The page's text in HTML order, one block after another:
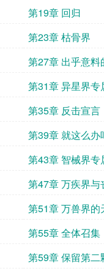
第19章 回归
第23章 枯骨界
第27章 出乎意料
第31章 异星界专
第35章 反击宣言
第39章 就这么办
第43章 智械界专
第47章 万疾界与
第51章 万兽界的
第55章 全体召集
第59章 保留第二